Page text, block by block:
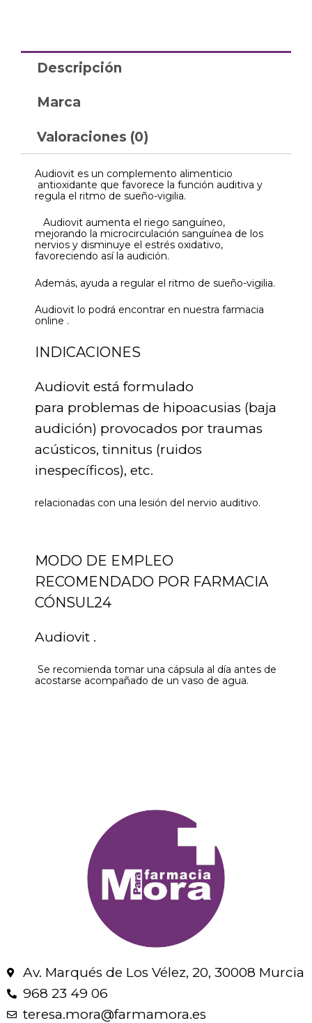
Descripción
Marca
Valoraciones (0)
Audiovit es un complemento alimenticio
antioxidante que favorece la función auditiva y
regula el ritmo de sueño-vigilia.
Audiovit aumenta el riego sanguíneo,
mejorando la microcirculación sanguínea de los
nervios y disminuye el estrés oxidativo,
favoreciendo así la audición.
Además, ayuda a regular el ritmo de sueño-vigilia.
Audiovit lo podrá encontrar en nuestra farmacia
online .
INDICACIONES
Audiovit está formulado
para problemas de hipoacusias (baja
audición) provocados por traumas
acústicos, tinnitus (ruidos
inespecíficos), etc.
relacionadas con una lesión del nervio auditivo.
MODO DE EMPLEO
RECOMENDADO POR FARMACIA
CÓNSUL24
Audiovit .
Se recomienda tomar una cápsula al día antes de
acostarse acompañado de un vaso de agua.
Av. Marqués de Los Vélez, 20, 30008 Murcia
968 23 49 06
teresa.mora@farmamora.es